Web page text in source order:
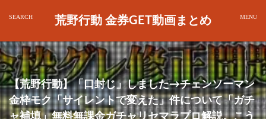
荒野行動 金券GET動画まとめ
【荒野行動】「口封じ」しました→チェンソーマン
金枠モク「サイレントで変えた」件について「ガチ
ャ補填」無料無課金ガチャリセマラプロ解説。こう